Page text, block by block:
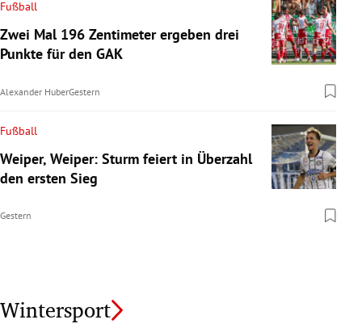
Fußball
Zwei Mal 196 Zentimeter ergeben drei
Punkte für den GAK
Alexander HuberGestern
Fußball
Weiper, Weiper: Sturm feiert in Überzahl
den ersten Sieg
Gestern
Wintersport